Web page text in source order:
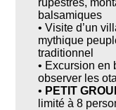
rupestres,
balsamiques
• Visite d’un
mythique
traditionnel
• Excursion en
observer les
• PETIT
limité à 8